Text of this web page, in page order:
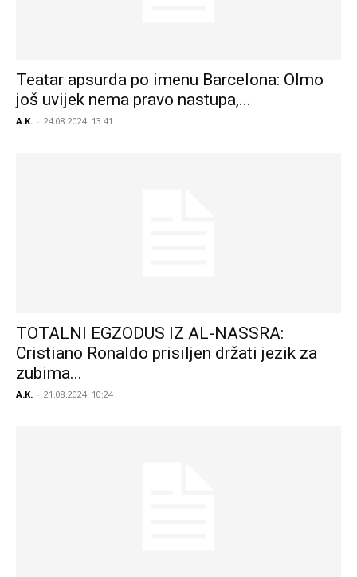
Teatar apsurda po imenu Barcelona: Olmo
još uvijek nema pravo nastupa,...
A.K. - 24.08.2024. 13:41
TOTALNI EGZODUS IZ AL-NASSRA:
Cristiano Ronaldo prisiljen držati jezik za
zubima...
A.K. - 21.08.2024. 10:24